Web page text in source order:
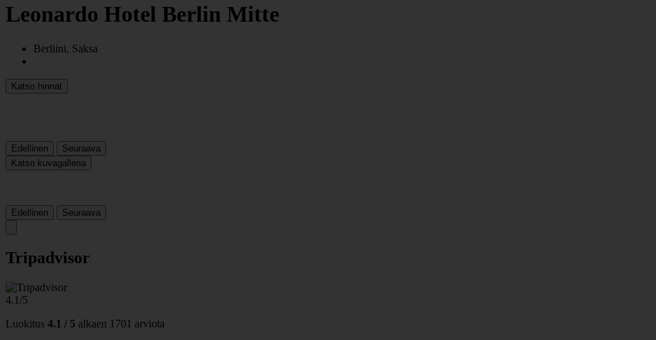
Leonardo Hotel Berlin Mitte
Berliini, Saksa
Katso hinnat
Edellinen
Seuraava
Katso kuvagalleria
Edellinen Seuraava
Tripadvisor
4.1/5
Luokitus 4.1 / 5 alkaen 1701 arviota